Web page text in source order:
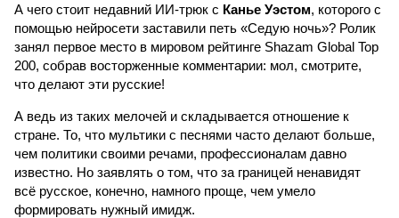
А чего стоит недавний ИИ-трюк с Канье Уэстом, которого с
помощью нейросети заставили петь «Седую ночь»? Ролик
занял первое место в мировом рейтинге Shazam Global Top
200, собрав восторженные комментарии: мол, смотрите,
что делают эти русские!
А ведь из таких мелочей и складывается отношение к
стране. То, что мультики с песнями часто делают больше,
чем политики своими речами, профессионалам давно
известно. Но заявлять о том, что за границей ненавидят
всё русское, конечно, намного проще, чем умело
формировать нужный имидж.